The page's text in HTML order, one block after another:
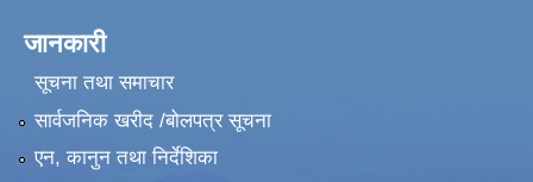
जानकारी
सूचना तथा समाचार
सार्वजनिक खरीद /बोलपत्र सूचना
एन, कानुन तथा निर्देशिका